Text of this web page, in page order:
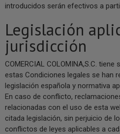
introducidos serán efectivos a
Legislación
jurisdicción
COMERCIAL COLOMINA,S.C.
estas Condiciones legales se han
legislación española y normativa
En caso de conflicto,
relacionadas con el uso de esta
citada legislación, sin perjuicio de
conflictos de leyes aplicables a